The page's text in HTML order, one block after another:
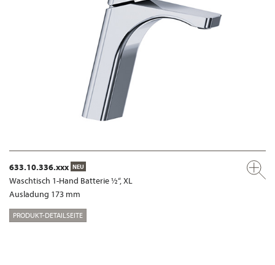
633.10.336.xxx NEU
Waschtisch 1-Hand Batterie ½“, XL
Ausladung 173 mm
PRODUKT-DETAILSEITE